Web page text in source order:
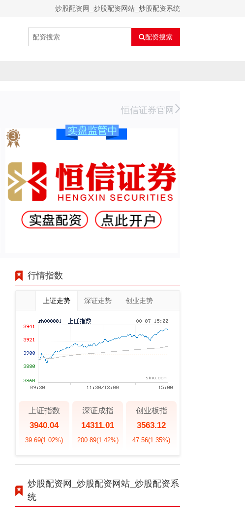
炒股配资网_炒股配资网站_炒股配资系统
配资搜索
恒信证券官网
行情指数
上证走势 深证走势 创业走势
上证指数
3940.04
39.69(1.02%)
深证成指
14311.01
200.89(1.42%)
创业板指
3563.12
47.56(1.35%)
炒股配资网_炒股配资网站_炒股配资系
统